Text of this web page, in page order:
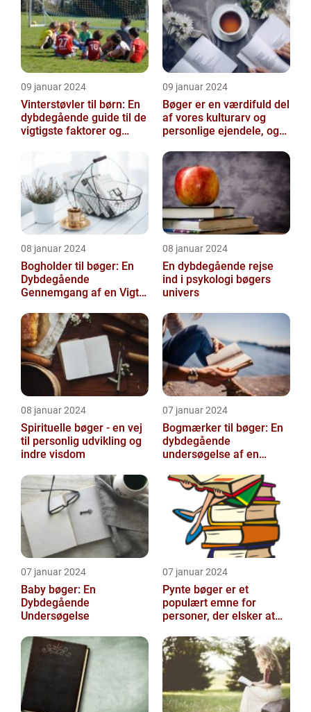
09 januar 2024
Vinterstøvler til børn: En
dybdegående guide til de
vigtigste faktorer og
09 januar 2024
Bøger er en værdifuld del
af vores kulturarv og
personlige ejendele, og
opb...
08 januar 2024
Bogholder til bøger: En
Dybdegående
Gennemgang af en Vigtig
og Økonomi
08 januar 2024
En dybdegående rejse
ind i psykologi bøgers
univers
08 januar 2024
Spirituelle bøger - en vej
til personlig udvikling og
indre visdom
07 januar 2024
Bogmærker til bøger: En
dybdegående
undersøgelse af en
skat
07 januar 2024
Baby bøger: En
Dybdegående
Undersøgelse
07 januar 2024
Pynte bøger er et
populært emne for
personer, der elsker at
deres bøger